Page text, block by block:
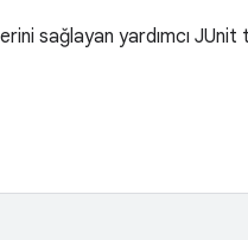
sağlayan yardımcı